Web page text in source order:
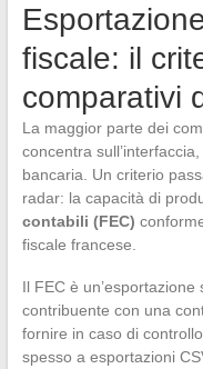
fiscale: il
comparativi
La maggior parte dei
concentra
bancaria. Un criterio
radar: la capacità di
contabili (FEC)
fiscale francese.
Il FEC è
contribuente con una
fornire in caso di
spesso a esportazioni